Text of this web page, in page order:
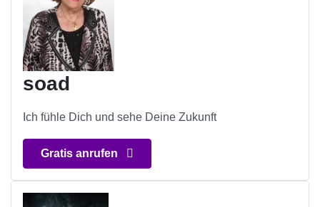
soad
Ich fühle Dich und sehe Deine Zukunft
Gratis anrufen